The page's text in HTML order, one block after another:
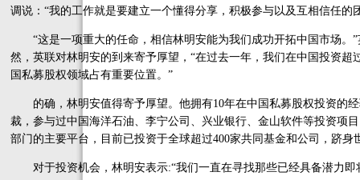
调说：“我的工作就是要建立一个懂得分享，积极参与以及互相信任的
“这是一项重大的任命，相信林明安能为我们成功开拓中国市场。”
然，英联对林明安的到来寄予厚望，“在过去一年，我们在中国投资
国私募股权领域占有重要位置。”
的确，林明安值得寄予厚望。他拥有10年在中国私募股权投资的
裁，参与过中国海洋石油、李宁公司、兴业银行、金山软件等投资项
部门的主要平台，目前已投资于全球超过400家共同基金和公司，跻身
对于投资机会，林明安表示:“我们一直在寻找那些已经具备潜力即